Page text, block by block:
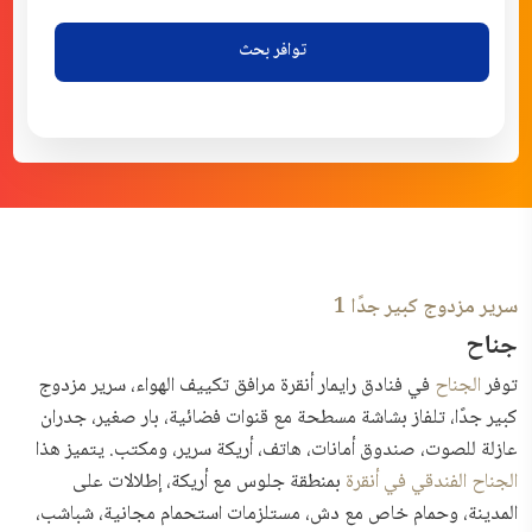
توافر بحث
سرير مزدوج كبير جدًا 1
جناح
توفرالجناح في فنادق رايمار أنقرة مرافق تكييف الهواء، سرير مزدوج
كبير جدًا، تلفاز بشاشة مسطحة مع قنوات فضائية، بار صغير، جدران
عازلة للصوت، صندوق أمانات، هاتف، أريكة سرير، ومكتب. يتميز هذا
الجناح الفندقي في أنقرة بمنطقة جلوس مع أريكة، إطلالات على
المدينة، وحمام خاص مع دش، مستلزمات استحمام مجانية، شباشب،